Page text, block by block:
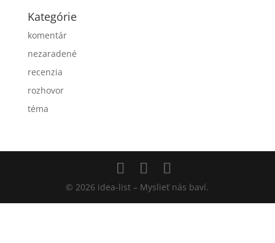
Kategórie
komentár
nezaradené
recenzia
rozhovor
téma
© 2026 idea-list – Myslieť nás baví.